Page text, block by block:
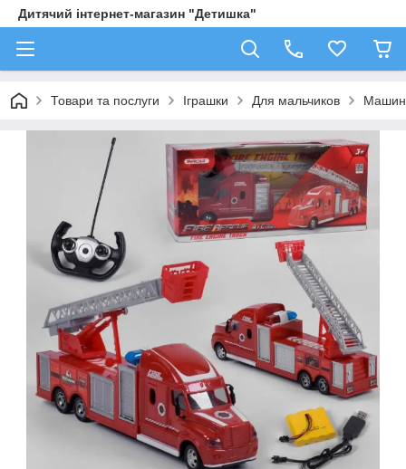
Дитячий інтернет-магазин "Детишка"
Товари та послуги Іграшки Для мальчиков